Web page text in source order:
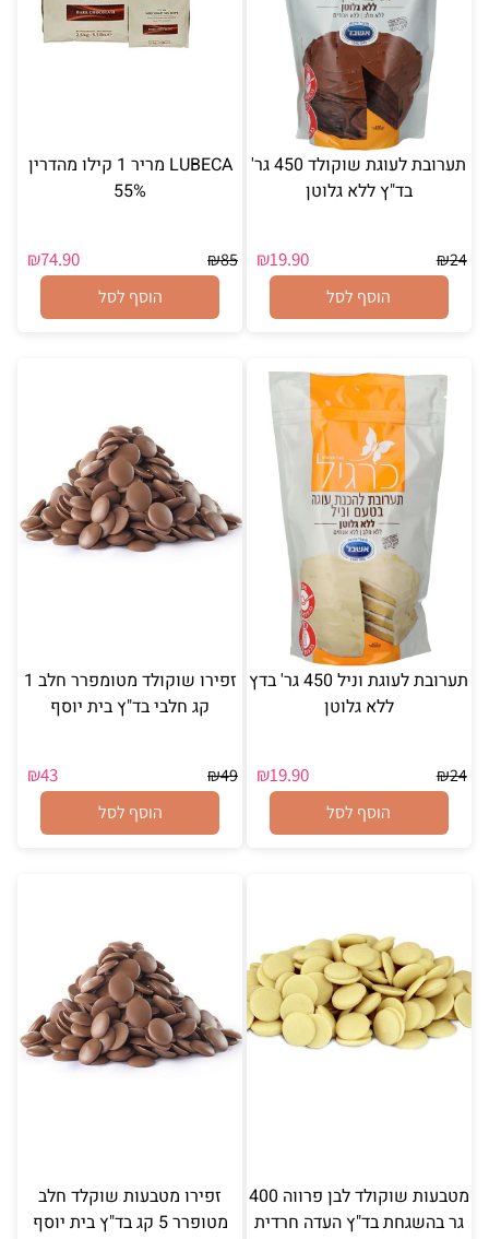
תערובת לעוגת שוקולד 450 גר'
בד"ץ ללא גלוטן
₪24
₪19.90
הוסף לסל
LUBECA מריר 1 קילו מהדרין
55%
₪85
₪74.90
הוסף לסל
תערובת לעוגת וניל 450 גר' בדץ
ללא גלוטן
₪24
₪19.90
הוסף לסל
זפירו שוקולד מטומפרר חלב 1
קג חלבי בד"ץ בית יוסף
₪49
₪43
הוסף לסל
מטבעות שוקולד לבן פרווה 400
גר בהשגחת בד"ץ העדה חרדית
זפירו מטבעות שוקלד חלב
מטופרר 5 קג בד"ץ בית יוסף